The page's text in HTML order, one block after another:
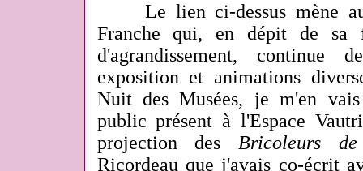
Le lien ci-dessus mène au
Franche qui, en dépit de sa
d'agrandissement, continue
exposition et animations
Nuit des Musées, je m'en
public présent à l'Espace
projection desBricoleurs
Ricordeau que j'avais co-écrit